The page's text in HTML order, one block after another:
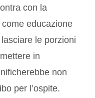
con la
educazione
le porzioni
in
non
per l’ospite.